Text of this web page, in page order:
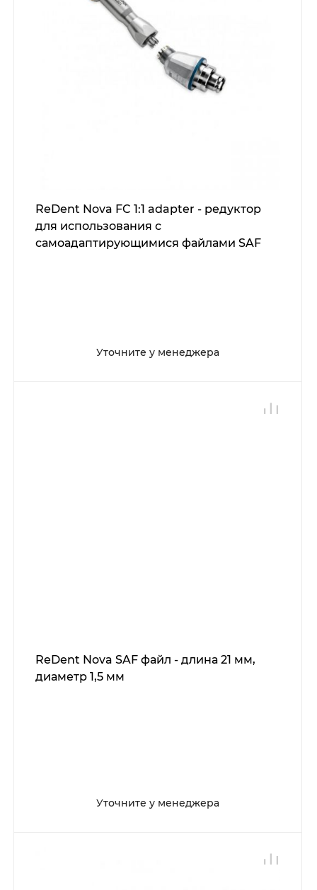
ReDent Nova FC 1:1 adapter - редуктор
для использования с
самоадаптирующимися файлами SAF
Уточните у менеджера
ReDent Nova SAF файл - длина 21 мм,
диаметр 1,5 мм
Уточните у менеджера